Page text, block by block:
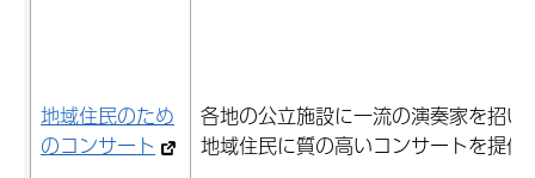
地域住民のため
のコンサート
各地の公立施設に一流の演奏家を招い
地域住民に質の高いコンサートを提供